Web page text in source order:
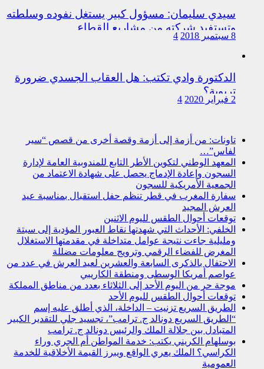
سيدي سليمان: مسؤول كبير يستغل نفوده وسلطته
وتستفيد شركته من مشاريع القطاع
8 سبتمبر 2018 4
الدكتورة وادي تكتب: هل العقاب الجسدي ضرورة
تربوية؟
2 فبراير 2020 4
تاونات: من أزمة إلى أزمة وقصة أخرى من قصص “سير
لفاس”…
المعهد الوطني لتكوين الأطر التابع للمندوبية العامة لإدارة
السجون وإعادة الإدماج يحصل على شهادة الاعتماد من
الجمعية الأمريكية للسجون
سفارة المغرب في قطر تنظم حفل استقبال بمناسبة عيد
العرش المجيد
توقعات أحوال الطقس لليوم الاثنين
الخلفي: الأحداث التي شهدتها نقاط العبور المؤدية إلى سبتة
ومليلية جاءت نتيجة عوامل متداخلة في مقدمتها الاستغلال
المغرض للفضاء الرقمي وترويج معلومات مضللة
الاحتفال بالذكرى السابعة والعشرين لعيد العرش في عدد من
عواصم أمريكا الوسطى ومنطقة الكاريبي
موجة حر من اليوم الأحد إلى الثلاثاء بعدد من مناطق المملكة
توقعات أحوال الطقس لليوم الأحد
الطريق السريع تزنيت – الداخلة، الذي أطلق عليه إسم
“الطريق السريع دونالد ج. ترامب”، تجسيد جلي للتقدير الكبير
المتبادل بين جلالة الملك والرئيس دونالد ج. ترامب
بوسلهام الكريني يكتب: خدمة المواطن أم الجري وراء
الكراسي؟ الملك يعري الواقع ويبرز القيمة الأخلاقية للخدمة
العمومية